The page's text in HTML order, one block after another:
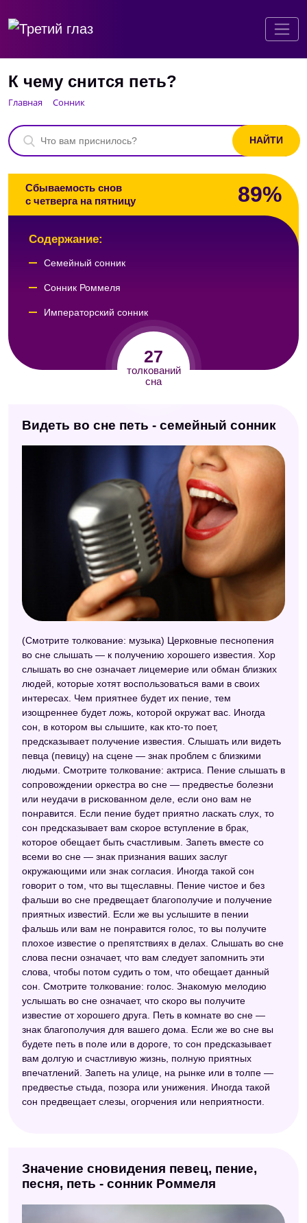
К чему снится петь?
Главная Сонник
Сбываемость снов
с четверга на пятницу
89%
27
толкований
сна
Содержание:
Семейный сонник
Сонник Роммеля
Императорский сонник
Сонник Юнга
Сонник Нины Гришиной
Китайский сонник
Модернистский сонник
Новейший сонник
Сонник толкование снов
Сонник Кананита
Большой сонник (Наталья Степанова)
Сонник Странника
Психотерапевтический сонник
Безымянный сонник
Сонник целительницы Федоровской
Сонник вещих снов
Лунный сонник
Сонник толкователь снов
Правильный сонник
Славянский сонник
Видеть во сне петь - семейный сонник
(Смотрите толкование: музыка) Церковные песнопения
во сне слышать — к получению хорошего известия. Хор
слышать во сне означает лицемерие или обман близких
людей, которые хотят воспользоваться вами в своих
интересах. Чем приятнее будет их пение, тем
изощреннее будет ложь, которой окружат вас. Иногда
сон, в котором вы слышите, как кто-то поет,
предсказывает получение известия. Слышать или видеть
певца (певицу) на сцене — знак проблем с близкими
людьми. Смотрите толкование: актриса. Пение слышать в
сопровождении оркестра во сне — предвестье болезни
или неудачи в рискованном деле, если оно вам не
понравится. Если пение будет приятно ласкать слух, то
сон предсказывает вам скорое вступление в брак,
которое обещает быть счастливым. Запеть вместе со
всеми во сне — знак признания ваших заслуг
окружающими или знак согласия. Иногда такой сон
говорит о том, что вы тщеславны. Пение чистое и без
фальши во сне предвещает благополучие и получение
приятных известий. Если же вы услышите в пении
фальшь или вам не понравится голос, то вы получите
плохое известие о препятствиях в делах. Слышать во сне
слова песни означает, что вам следует запомнить эти
слова, чтобы потом судить о том, что обещает данный
сон. Смотрите толкование: голос. Знакомую мелодию
услышать во сне означает, что скоро вы получите
известие от хорошего друга. Петь в комнате во сне —
знак благополучия для вашего дома. Если же во сне вы
будете петь в поле или в дороге, то сон предсказывает
вам долгую и счастливую жизнь, полную приятных
впечатлений. Запеть на улице, на рынке или в толпе —
предвестье стыда, позора или унижения. Иногда такой
сон предвещает слезы, огорчения или неприятности.
Значение сновидения певец, пение,
песня, петь - сонник Роммеля